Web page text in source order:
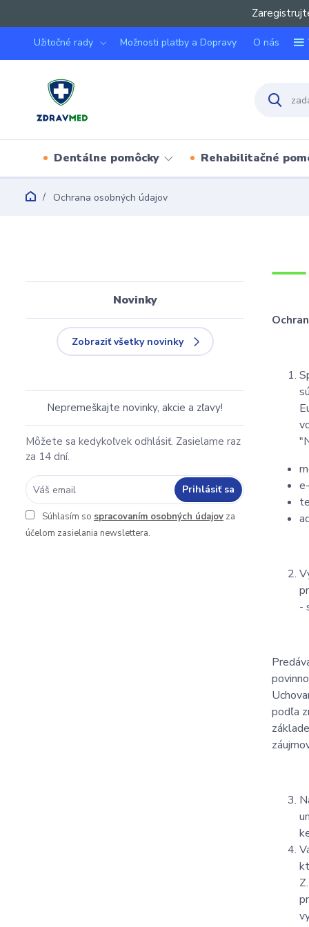
Užitočné rady Možnosti platby a Dopravy O nás
Dentálne pomôcky Rehabilitačné
Ochrana osobných údajov
Novinky
Zobraziť všetky novinky
Nepremeškajte novinky, akcie a zľavy!
Môžete sa kedykoľvek odhlásiť. Zasielame raz
za 14 dní.
Prihlásiť sa
Súhlasím so spracovaním osobných údajov za
účelom zasielania newslettera.
-
podľa